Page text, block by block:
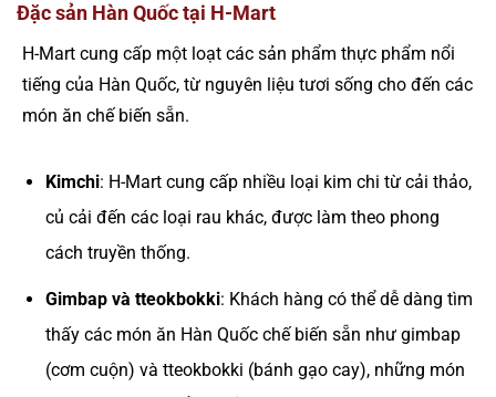
Đặc sản Hàn Quốc tại H-Mart
H-Mart cung cấp một loạt các sản phẩm thực phẩm nổi
tiếng của Hàn Quốc, từ nguyên liệu tươi sống cho đến các
món ăn chế biến sẵn.
Kimchi: H-Mart cung cấp nhiều loại kim chi từ cải thảo,
củ cải đến các loại rau khác, được làm theo phong
cách truyền thống.
Gimbap và tteokbokki: Khách hàng có thể dễ dàng tìm
thấy các món ăn Hàn Quốc chế biến sẵn như gimbap
(cơm cuộn) và tteokbokki (bánh gạo cay), những món